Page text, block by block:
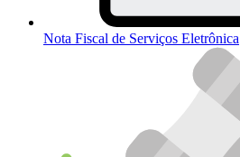
Nota Fiscal de Serviços Eletrônica